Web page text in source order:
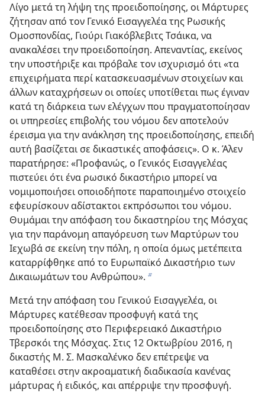
Λίγο μετά τη λήψη της προειδοποίησης, οι Μάρτυρες
ζήτησαν από τον Γενικό Εισαγγελέα της Ρωσικής
Ομοσπονδίας, Γιούρι Γιακόβλεβιτς Τσάικα, να
ανακαλέσει την προειδοποίηση. Απεναντίας, εκείνος
την υποστήριξε και πρόβαλε τον ισχυρισμό ότι «τα
επιχειρήματα περί κατασκευασμένων στοιχείων και
άλλων καταχρήσεων οι οποίες υποτίθεται πως έγιναν
κατά τη διάρκεια των ελέγχων που πραγματοποίησαν
οι υπηρεσίες επιβολής του νόμου δεν αποτελούν
έρεισμα για την ανάκληση της προειδοποίησης, επειδή
αυτή βασίζεται σε δικαστικές αποφάσεις». Ο κ. Άλεν
παρατήρησε: «Προφανώς, ο Γενικός Εισαγγελέας
πιστεύει ότι ένα ρωσικό δικαστήριο μπορεί να
νομιμοποιήσει οποιοδήποτε παραποιημένο στοιχείο
εφευρίσκουν αδίστακτοι εκπρόσωποι του νόμου.
Θυμάμαι την απόφαση του δικαστηρίου της Μόσχας
για την παράνομη απαγόρευση των Μαρτύρων του
Ιεχωβά σε εκείνη την πόλη, η οποία όμως μετέπειτα
καταρρίφθηκε από το Ευρωπαϊκό Δικαστήριο των
Δικαιωμάτων του Ανθρώπου». b
Μετά την απόφαση του Γενικού Εισαγγελέα, οι
Μάρτυρες κατέθεσαν προσφυγή κατά της
προειδοποίησης στο Περιφερειακό Δικαστήριο
Τβερσκόι της Μόσχας. Στις 12 Οκτωβρίου 2016, η
δικαστής Μ. Σ. Μασκαλένκο δεν επέτρεψε να
καταθέσει στην ακροαματική διαδικασία κανένας
μάρτυρας ή ειδικός, και απέρριψε την προσφυγή.